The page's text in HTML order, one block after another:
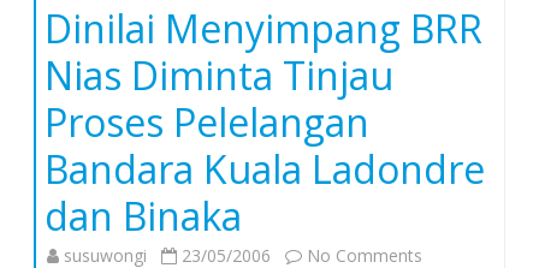
Dinilai Menyimpang BRR
Nias Diminta Tinjau
Proses Pelelangan
Bandara Kuala Ladondre
dan Binaka
susuwongi 23/05/2006 No Comments